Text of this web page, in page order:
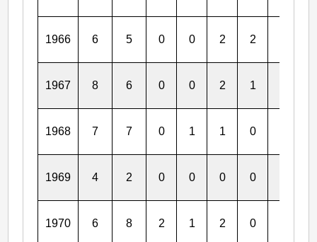
1966 6 5 0 0 2 2
1967 8 6 0 0 2 1
1968 7 7 0 1 1 0
1969 4 2 0 0 0 0
1970 6 8 2 1 2 0